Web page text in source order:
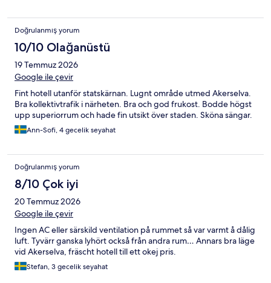
Doğrulanmış yorum
10/10 Olağanüstü
19 Temmuz 2026
Google ile çevir
Fint hotell utanför statskärnan. Lugnt område utmed Akerselva.
Bra kollektivtrafik i närheten. Bra och god frukost. Bodde högst
upp superiorrum och hade fin utsikt över staden. Sköna sängar.
Ann-Sofi, 4 gecelik seyahat
Doğrulanmış yorum
8/10 Çok iyi
20 Temmuz 2026
Google ile çevir
Ingen AC eller särskild ventilation på rummet så var varmt å dålig
luft. Tyvärr ganska lyhört också från andra rum… Annars bra läge
vid Akerselva, fräscht hotell till ett okej pris.
Stefan, 3 gecelik seyahat